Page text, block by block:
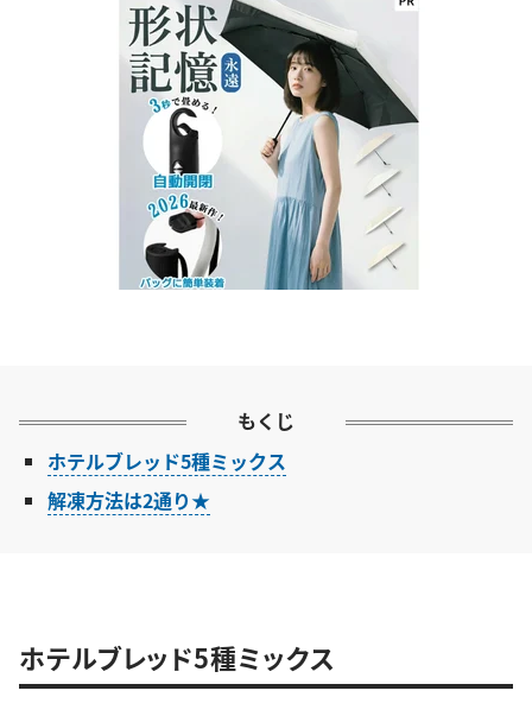
もくじ
ホテルブレッド5種ミックス
解凍方法は2通り★
ホテルブレッド5種ミックス